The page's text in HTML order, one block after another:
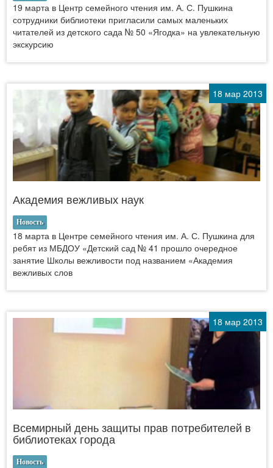
19 марта в Центр семейного чтения им. А. С. Пушкина
сотрудники библиотеки пригласили самых маленьких
читателей из детского сада № 50 «Ягодка» на увлекательную
экскурсию
18 мар 2013
Академия вежливых наук
Новость
18 марта в Центре семейного чтения им. А. С. Пушкина для
ребят из МБДОУ «Детский сад № 41 прошло очередное
занятие Школы вежливости под названием «Академия
вежливых слов
18 мар 2013
Всемирный день защиты прав потребителей в
библиотеках города
Новость